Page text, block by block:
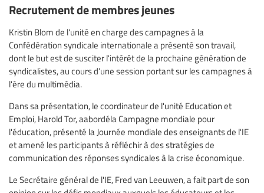
Recrutement de membres jeunes
Kristin Blom de l'unité en charge des campagnes à la
Confédération syndicale internationale a présenté son travail,
dont le but est de susciter l'intérêt de la prochaine génération de
syndicalistes, au cours d’une session portant sur les campagnes à
l'ère du multimédia.
Dans sa présentation, le coordinateur de l'unité Education et
Emploi, Harold Tor, aabordéla Campagne mondiale pour
l'éducation, présenté la Journée mondiale des enseignants de l'IE
et amené les participants à réfléchir à des stratégies de
communication des réponses syndicales à la crise économique.
Le Secrétaire général de l'IE, Fred van Leeuwen, a fait part de son